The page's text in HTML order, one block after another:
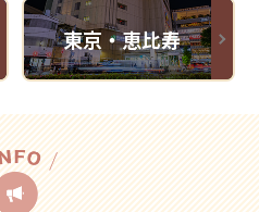
東京・恵比寿